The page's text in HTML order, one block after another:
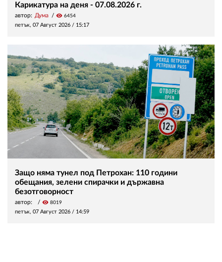
Карикатура на деня - 07.08.2026 г.
автор: Дума visibility 6454
петък, 07 Август 2026 / 15:17
Защо няма тунел под Петрохан: 110 години
обещания, зелени спирачки и държавна
безотговорност
автор: visibility 8019
петък, 07 Август 2026 / 14:59